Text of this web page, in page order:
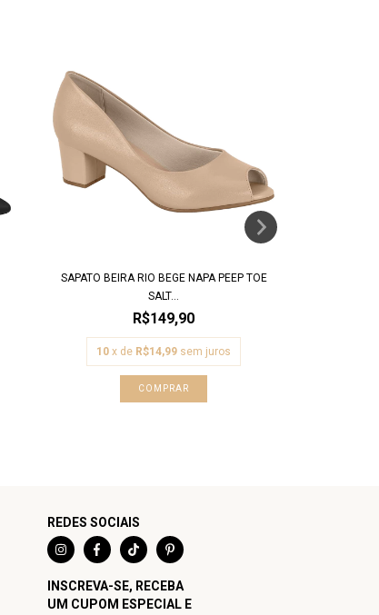
SAPATO BEIRA RIO BEGE NAPA PEEP TOE
SALT...
R$149,90
10 x de R$14,99 sem juros
COMPRAR
REDES SOCIAIS
INSCREVA-SE, RECEBA
UM CUPOM ESPECIAL E